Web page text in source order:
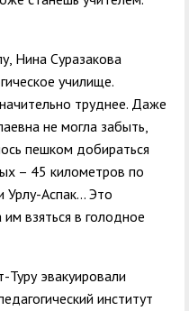
Нина Суразакова
училище.
труднее. Даже
не могла забыть,
пешком добираться
– 45 километров по
Урлу-Аспак… Это
взяться в голодное
эвакуировали
институт